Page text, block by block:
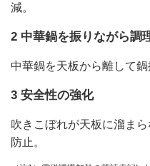
減。
2 中華鍋を振りながら調
中華鍋を天板から離して鍋
3 安全性の強化
吹きこぼれが天板に溜ま
防止。